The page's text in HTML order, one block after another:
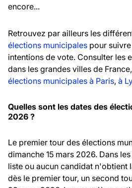
encore...
Retrouvez par ailleurs les
élections municipales pour
intentions de vote. Consulter les
dans les grandes villes de
élections municipales à Paris, à
Quelles sont les dates des
2026 ?
Le premier tour des élections
dimanche 15 mars 2026. Dans
liste ou aucun candidat n'obtient
dès le premier tour, un second